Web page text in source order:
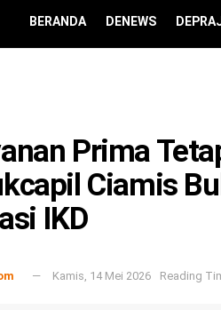
BERANDA DENEWS
Prima
Ciamis
IKD
Kamis, 14 Mei 2026 Reading